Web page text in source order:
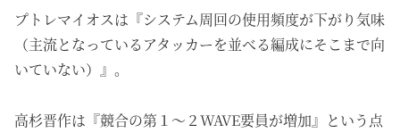
プトレマイオスは『システム周回の使用頻度が下がり気味
（主流となっているアタッカーを並べる編成にそこまで向
いていない）』。
高杉晋作は『競合の第１～２WAVE要員が増加』という点